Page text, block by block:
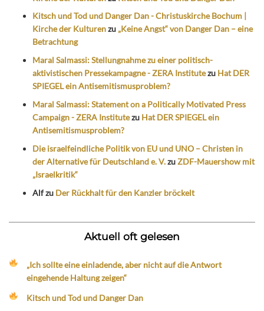
Kitsch und Tod und Danger Dan - Christuskirche Bochum |
Kirche der Kulturenzu „Keine Angst“ von Danger Dan – eine
Betrachtung
Maral Salmassi: Stellungnahme zu einer politisch-
aktivistischen Pressekampagne - ZERA Institutezu Hat DER
SPIEGEL ein Antisemitismusproblem?
Maral Salmassi: Statement on a Politically Motivated Press
Campaign - ZERA Institutezu Hat DER SPIEGEL ein
Antisemitismusproblem?
Die israelfeindliche Politik von EU und UNO – Christen in
der Alternative für Deutschland e. V.zuZDF-Mauershow mit
„Israelkritik“
Alfzu Der Rückhalt für den Kanzler bröckelt
Aktuell oft gelesen
„Ich sollte eine einladende, aber nicht auf die Antwort
eingehende Haltung zeigen“
Kitsch und Tod und Danger Dan